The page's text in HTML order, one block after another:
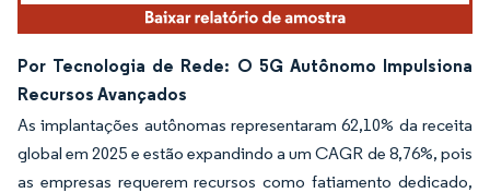
Por Tecnologia de Rede: O 5G Autônomo Impulsiona
Recursos Avançados
As implantações autônomas representaram 62,10% da receita
global em 2025 e estão expandindo a um CAGR de 8,76%, pois
as empresas requerem recursos como fatiamento dedicado,